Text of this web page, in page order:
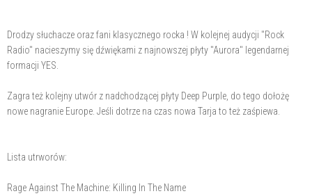
Drodzy słuchacze oraz fani klasycznego rocka ! W kolejnej audycji "Rock
Radio" nacieszymy się dźwiękami z najnowszej płyty "Aurora" legendarnej
formacji YES.
Zagra też kolejny utwór z nadchodzącej płyty Deep Purple, do tego dołożę
nowe nagranie Europe. Jeśli dotrze na czas nowa Tarja to też zaśpiewa.
Lista utrworów:
Rage Against The Machine: Killing In The Name